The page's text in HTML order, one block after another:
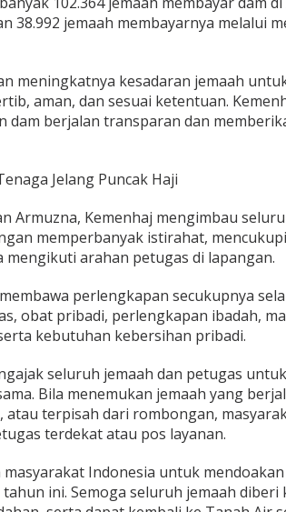
38.992 jemaah membayarnya melalui
meningkatnya kesadaran jemaah
aman, dan sesuai ketentuan.
dam berjalan transparan dan
Jelang Puncak Haji
Armuzna, Kemenhaj mengimbau
memperbanyak istirahat,
mengikuti arahan petugas di lapangan.
perlengkapan secukupnya
obat pribadi, perlengkapan ibadah,
kebutuhan kebersihan pribadi.
seluruh jemaah dan petugas
Bila menemukan jemaah yang
atau terpisah dari rombongan,
terdekat atau pos layanan.
masyarakat Indonesia untuk
ini. Semoga seluruh jemaah diberi